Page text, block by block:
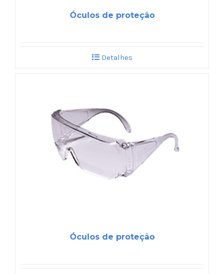
Óculos de proteção
Detalhes
Óculos de proteção